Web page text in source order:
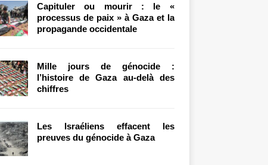
Capituler ou mourir : le «
processus de paix » à Gaza et la
propagande occidentale
Mille jours de génocide :
l’histoire de Gaza au-delà des
chiffres
Les Israéliens effacent les
preuves du génocide à Gaza